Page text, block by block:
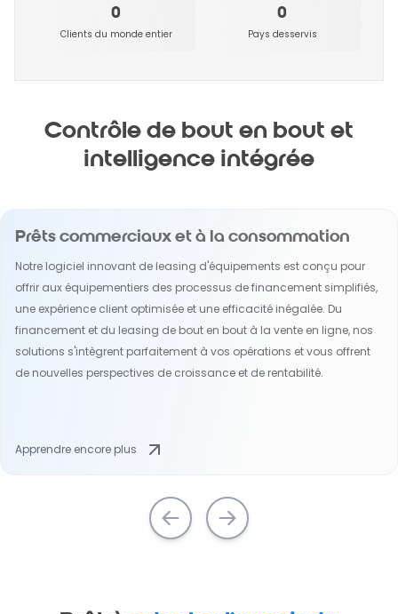
0
Clients du monde entier
0
Pays desservis
Contrôle de bout en bout et
intelligence intégrée
Prêts commerciaux et à la consommation
Notre logiciel innovant de leasing d'équipements est conçu pour
offrir aux équipementiers des processus de financement simplifiés,
une expérience client optimisée et une efficacité inégalée. Du
financement et du leasing de bout en bout à la vente en ligne, nos
solutions s'intègrent parfaitement à vos opérations et vous offrent
de nouvelles perspectives de croissance et de rentabilité.
Apprendre encore plus